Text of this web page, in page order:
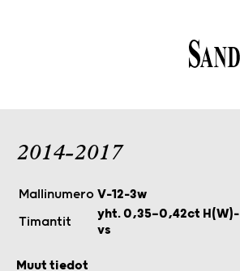
2014-2017
Mallinumero V-12-3w
Timantit
yht. 0,35—0,42ct H(W)-
vs
Muut tiedot